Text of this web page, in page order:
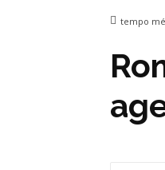
tempo